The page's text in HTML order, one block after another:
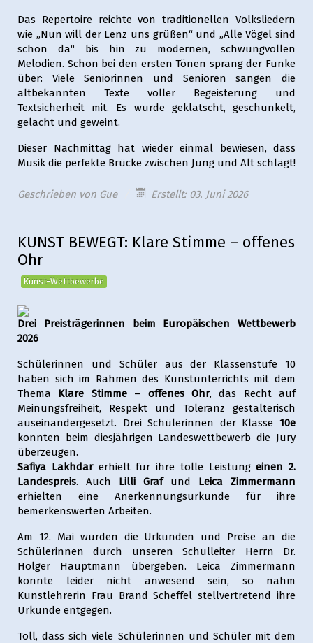
Das Repertoire reichte von traditionellen Volksliedern
wie „Nun will der Lenz uns grüßen“ und „Alle Vögel sind
schon da“ bis hin zu modernen, schwungvollen
Melodien. Schon bei den ersten Tönen sprang der Funke
über: Viele Seniorinnen und Senioren sangen die
altbekannten Texte voller Begeisterung und
Textsicherheit mit. Es wurde geklatscht, geschunkelt,
gelacht und geweint.
Dieser Nachmittag hat wieder einmal bewiesen, dass
Musik die perfekte Brücke zwischen Jung und Alt schlägt!
Geschrieben von Gue Erstellt: 03. Juni 2026
KUNST BEWEGT: Klare Stimme – offenes
Ohr
Kunst-Wettbewerbe
Drei Preisträgerinnen beim Europäischen Wettbewerb
2026
Schülerinnen und Schüler aus der Klassenstufe 10
haben sich im Rahmen des Kunstunterrichts mit dem
Thema Klare Stimme – offenes Ohr, das Recht auf
Meinungsfreiheit, Respekt und Toleranz gestalterisch
auseinandergesetzt. Drei Schülerinnen der Klasse 10e
konnten beim diesjährigen Landeswettbewerb die Jury
überzeugen.
Safiya Lakhdarerhielt für ihre tolle Leistungeinen 2.
Landespreis. Auch Lilli Grafund Leica Zimmermann
erhielten eine Anerkennungsurkunde für ihre
bemerkenswerten Arbeiten.
Am 12. Mai wurden die Urkunden und Preise an die
Schülerinnen durch unseren Schulleiter Herrn Dr.
Holger Hauptmann übergeben. Leica Zimmermann
konnte leider nicht anwesend sein, so nahm
Kunstlehrerin Frau Brand Scheffel stellvertretend ihre
Urkunde entgegen.
Toll, dass sich viele Schülerinnen und Schüler mit dem